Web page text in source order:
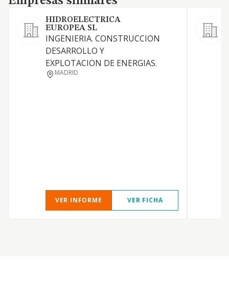
HIDROELECTRICA
EUROPEA SL
INGENIERIA. CONSTRUCCION
DESARROLLO Y
EXPLOTACION DE ENERGIAS.
MADRID
VER INFORME VER FICHA